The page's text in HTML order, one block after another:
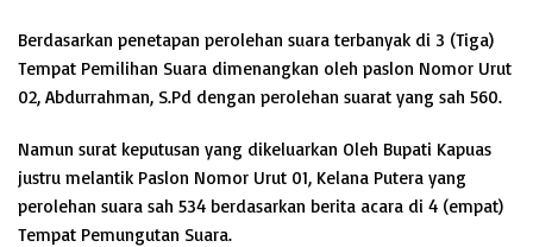
Berdasarkan penetapan perolehan suara terbanyak di 3 (Tiga)
Tempat Pemilihan Suara dimenangkan oleh paslon Nomor Urut
02, Abdurrahman, S.Pd dengan perolehan suarat yang sah 560.
Namun surat keputusan yang dikeluarkan Oleh Bupati Kapuas
justru melantik Paslon Nomor Urut 01, Kelana Putera yang
perolehan suara sah 534 berdasarkan berita acara di 4 (empat)
Tempat Pemungutan Suara.